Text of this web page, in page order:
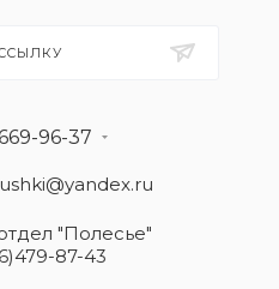
96-37
"Полесье"
87-43